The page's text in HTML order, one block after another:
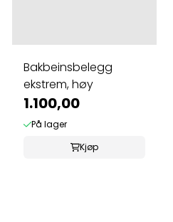
Bakbeinsbelegg
ekstrem, høy
1.100,00
På lager
Kjøp